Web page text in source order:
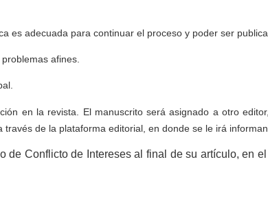
es adecuada para continuar el proceso y poder ser
afines.
en la revista. El manuscrito será asignado a otro
de la plataforma editorial, en donde se le irá
Conflicto de Intereses al final de su artículo, en